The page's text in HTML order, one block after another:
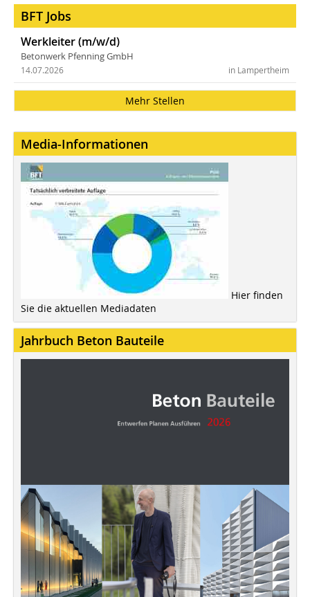
BFT Jobs
Werkleiter (m/w/d)
Betonwerk Pfenning GmbH
in Lampertheim
14.07.2026
Mehr Stellen
Media-Informationen
Hier finden
Sie die aktuellen Mediadaten
Jahrbuch Beton Bauteile